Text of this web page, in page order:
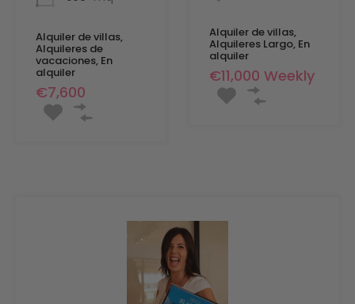
Alquiler de villas,
Alquileres de
vacaciones, En
alquiler
€7,600
Alquiler de villas,
Alquileres Largo, En
alquiler
€11,000 Weekly